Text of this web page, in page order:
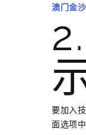
澳门金
要加入
面选项